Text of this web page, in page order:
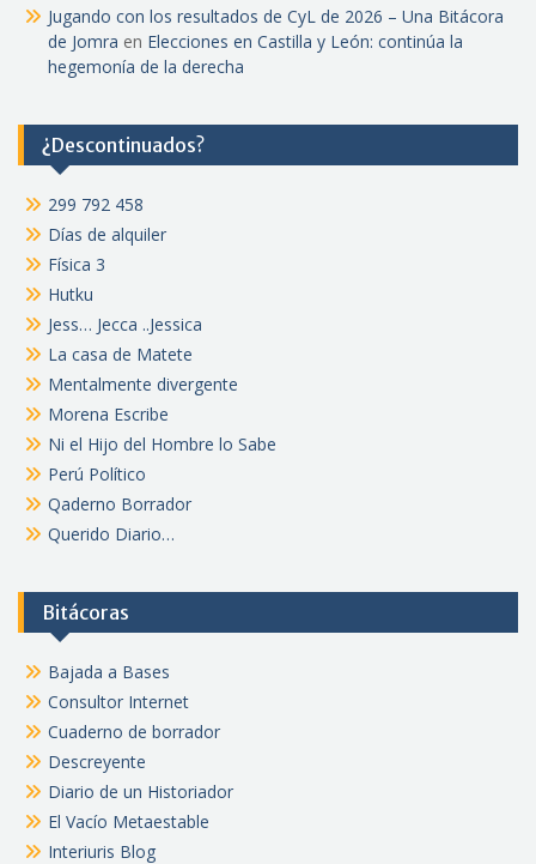
Jugando con los resultados de CyL de 2026 – Una Bitácora
de Jomra en Elecciones en Castilla y León: continúa la
hegemonía de la derecha
¿Descontinuados?
299 792 458
Días de alquiler
Física 3
Hutku
Jess… Jecca ..Jessica
La casa de Matete
Mentalmente divergente
Morena Escribe
Ni el Hijo del Hombre lo Sabe
Perú Político
Qaderno Borrador
Querido Diario…
Bitácoras
Bajada a Bases
Consultor Internet
Cuaderno de borrador
Descreyente
Diario de un Historiador
El Vacío Metaestable
Interiuris Blog